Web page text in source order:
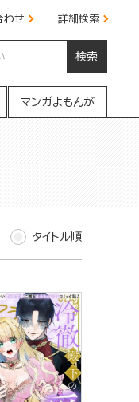
わせ 詳細検索
検索
マンガよもんが
タイトル順